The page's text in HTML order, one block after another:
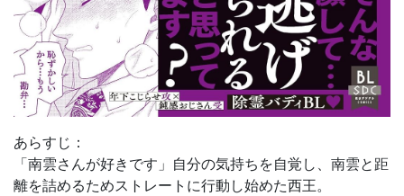
あらすじ：
「南雲さんが好きです」自分の気持ちを自覚し、南雲と距
離を詰めるためストレートに行動し始めた西王。